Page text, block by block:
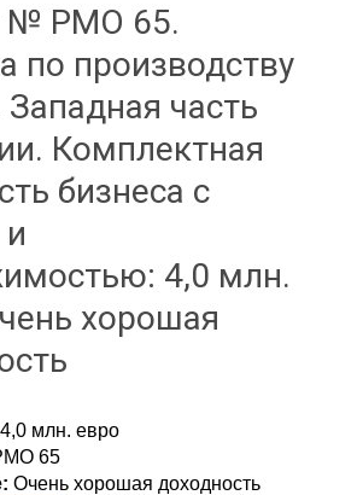
№ PMO 65.
по производству
Западная часть
Комплектная
бизнеса с
4,0 млн.
хорошая
4,0 млн. евро
65
Очень хорошая доходность